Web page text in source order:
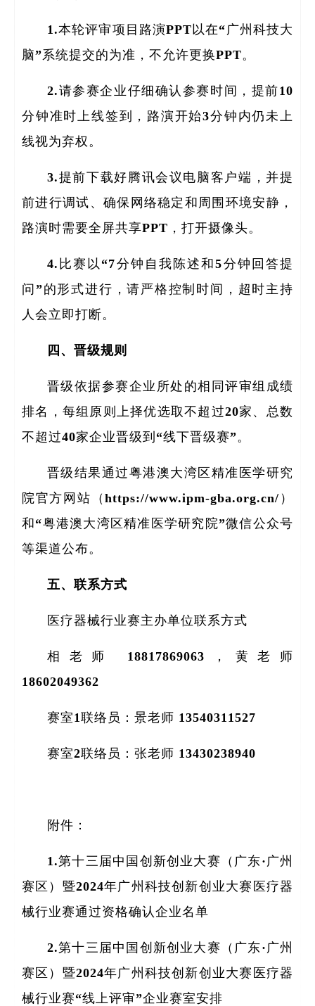
1.本轮评审项目路演PPT以在“广州科技大
脑”系统提交的为准，不允许更换PPT。
2.请参赛企业仔细确认参赛时间，提前10
分钟准时上线签到，路演开始3分钟内仍未上
线视为弃权。
3.提前下载好腾讯会议电脑客户端，并提
前进行调试、确保网络稳定和周围环境安静，
路演时需要全屏共享PPT，打开摄像头。
4.比赛以“7分钟自我陈述和5分钟回答提
问”的形式进行，请严格控制时间，超时主持
人会立即打断。
四、晋级规则
晋级依据参赛企业所处的相同评审组成绩
排名，每组原则上择优选取不超过20家、总数
不超过40家企业晋级到“线下晋级赛”。
晋级结果通过粤港澳大湾区精准医学研究
院官方网站（https://www.ipm-gba.org.cn/）
和“粤港澳大湾区精准医学研究院”微信公众号
等渠道公布。
五、联系方式
医疗器械行业赛主办单位联系方式
相老师 18817869063，黄老师
18602049362
赛室1联络员：景老师 13540311527
赛室2联络员：张老师 13430238940
附件：
1.第十三届中国创新创业大赛（广东·广州
赛区）暨2024年广州科技创新创业大赛医疗器
械行业赛通过资格确认企业名单
2.第十三届中国创新创业大赛（广东·广州
赛区）暨2024年广州科技创新创业大赛医疗器
械行业赛“线上评审”企业赛室安排